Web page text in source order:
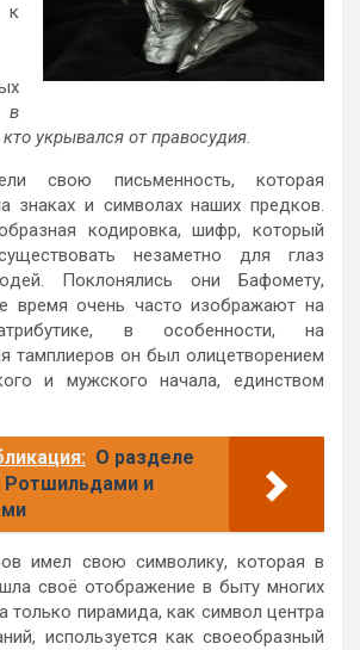
к
в
кто укрывался от правосудия.
свою письменность, которая
знаках и символах наших предков.
кодировка, шифр, который
незаметно для глаз
Поклонялись они Бафомету,
время очень часто изображают на
в особенности, на
тамплиеров он был олицетворением
и мужского начала, единством
О разделе
и
имел свою символику, которая в
своё отображение в быту многих
только пирамида, как символ центра
используется как своеобразный